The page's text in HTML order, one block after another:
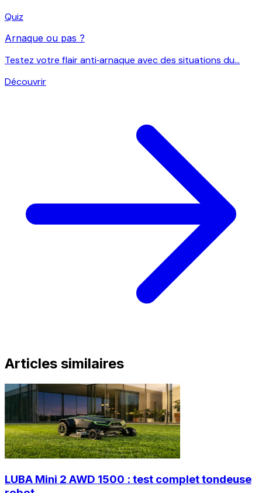
Quiz
Arnaque ou pas ?
Testez votre flair anti‑arnaque avec des situations du...
Découvrir
Articles similaires
LUBA Mini 2 AWD 1500 : test complet tondeuse